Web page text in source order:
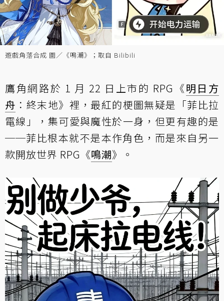
遊戲角落合成 圖／《鳴潮》；取自 Bilibili
鷹角網路於 1 月 22 日上市的 RPG《明日方
舟 ：終末地》裡，最紅的梗圖無疑是「菲比拉
電線」，集可愛與魔性於一身，但更有趣的是
──菲比根本就不是本作角色，而是來自另一
款開放世界 RPG《鳴潮》。